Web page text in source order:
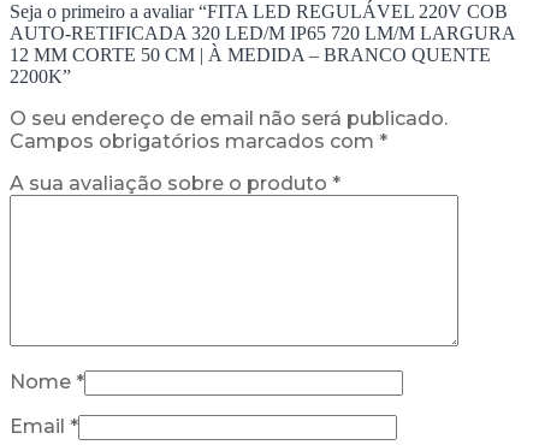
Seja o primeiro a avaliar “FITA LED REGULÁVEL 220V COB
AUTO-RETIFICADA 320 LED/M IP65 720 LM/M LARGURA
12 MM CORTE 50 CM | À MEDIDA – BRANCO QUENTE
2200K”
O seu endereço de email não será publicado.
Campos obrigatórios marcados com *
A sua avaliação sobre o produto *
Nome *
Email *